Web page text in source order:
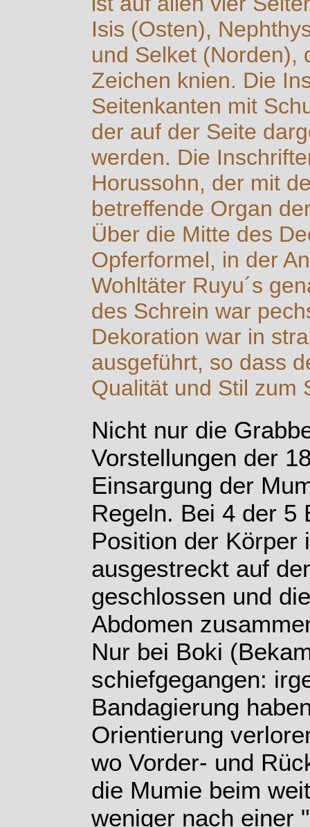
Isis (Osten),
und Selket (Norden),
Zeichen knien. Die
Seitenkanten mit
der auf der Seite
werden. Die
Horussohn, der mit
betreffende Organ
Über die Mitte des
Opferformel, in der
Wohltäter Ruyu´s
des Schrein war
Dekoration war in
ausgeführt, so dass
Qualität und Stil zum
Nicht nur die
Vorstellungen der
Einsargung der
Regeln. Bei 4 der 5
Position der Körper
ausgestreckt auf
geschlossen und
Abdomen
Nur bei Boki
schiefgegangen:
Bandagierung
Orientierung
wo Vorder- und
die Mumie beim
weniger nach einer